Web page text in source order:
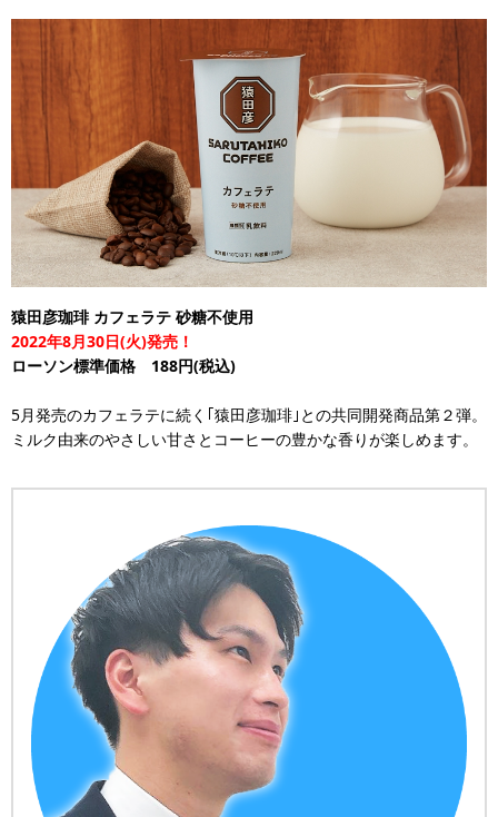
猿田彦珈琲 カフェラテ 砂糖不使用
2022年8月30日(火)発売！
ローソン標準価格 188円(税込)
5月発売のカフェラテに続く｢猿田彦珈琲｣との共同開発商品第２弾。
ミルク由来のやさしい甘さとコーヒーの豊かな香りが楽しめます。